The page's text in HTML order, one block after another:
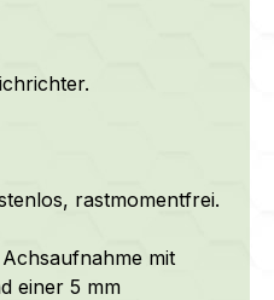
rastmomentfrei.
mit
einer 5 mm